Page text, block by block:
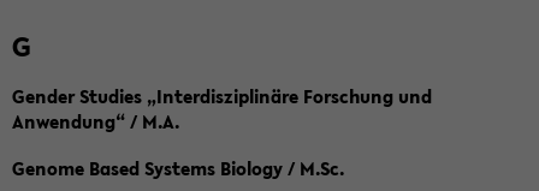
G
Gender Studies „Interdisziplinäre Forschung und
Anwendung“ / M.A.
Genome Based Systems Biology / M.Sc.